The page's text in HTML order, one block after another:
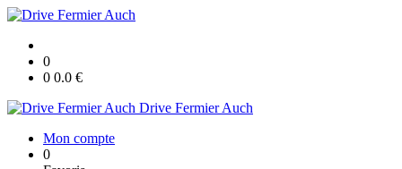
0
0 0.0 €
Drive Fermier Auch
Mon compte
0